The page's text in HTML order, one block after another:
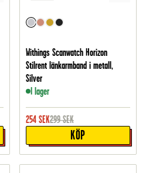
Withings Scanwatch Horizon
Stilrent länkarmband i metall,
Silver
I lager
254 SEK299 SEK
KÖP